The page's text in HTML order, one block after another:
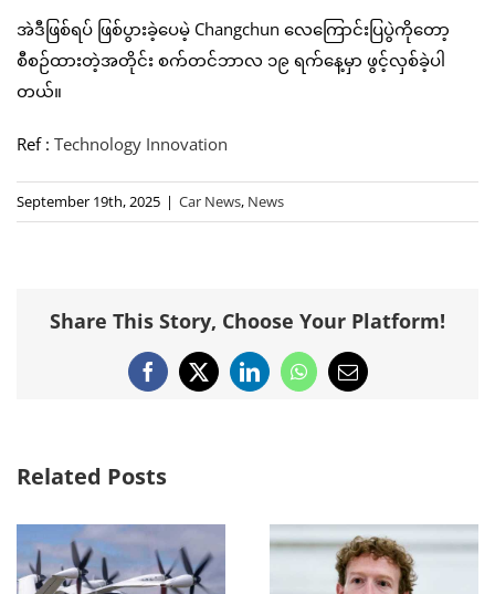
အဲဒီဖြစ်ရပ် ဖြစ်ပွားခဲ့ပေမဲ့ Changchun လေကြောင်းပြပွဲကိုတော့
စီစဉ်ထားတဲ့အတိုင်း စက်တင်ဘာလ ၁၉ ရက်နေ့မှာ ဖွင့်လှစ်ခဲ့ပါ
တယ်။
Ref : Technology Innovation
September 19th, 2025 | Car News, News
Share This Story, Choose Your Platform!
Facebook
X LinkedInWhatsApp
Email
Related Posts